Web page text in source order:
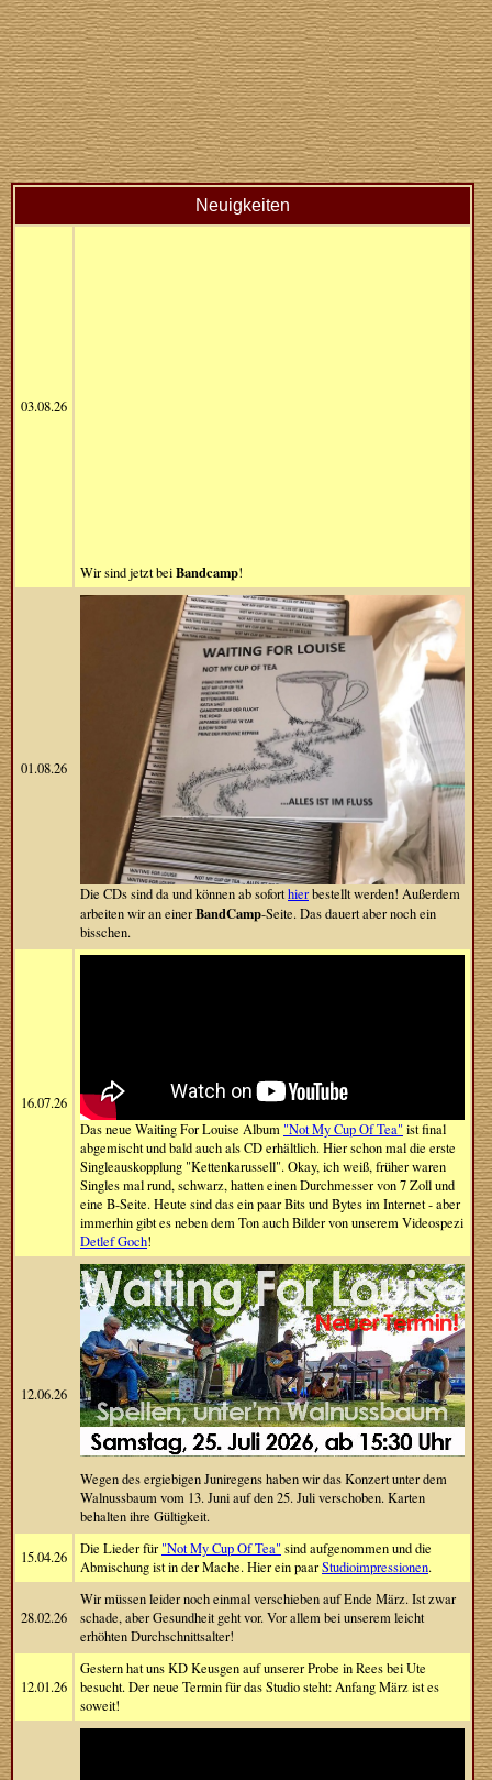
Neuigkeiten
03.08.26
Wir sind jetzt beiBandcamp!
01.08.26
Die CDs sind da und können ab soforthierbestellt werden! Außerdem
arbeiten wir an einerBandCamp-Seite. Das dauert aber noch ein
bisschen.
16.07.26
Das neue Waiting For Louise Album "Not My Cup Of Tea" ist final
abgemischt und bald auch als CD erhältlich. Hier schon mal die erste
Singleauskopplung "Kettenkarussell". Okay, ich weiß, früher waren
Singles mal rund, schwarz, hatten einen Durchmesser von 7 Zoll und
eine B-Seite. Heute sind das ein paar Bits und Bytes im Internet - aber
immerhin gibt es neben dem Ton auch Bilder von unserem Videospezi
Detlef Goch!
12.06.26
Wegen des ergiebigen Juniregens haben wir das Konzert unter dem
Walnussbaum vom 13. Juni auf den 25. Juli verschoben. Karten
behalten ihre Gültigkeit.
15.04.26 Die Lieder für "Not My Cup Of Tea" sind aufgenommen und die
Abmischung ist in der Mache. Hier ein paarStudioimpressionen.
28.02.26
Wir müssen leider noch einmal verschieben auf Ende März. Ist zwar
schade, aber Gesundheit geht vor. Vor allem bei unserem leicht
erhöhten Durchschnittsalter!
12.01.26
Gestern hat uns KD Keusgen auf unserer Probe in Rees bei Ute
besucht. Der neue Termin für das Studio steht: Anfang März ist es
soweit!